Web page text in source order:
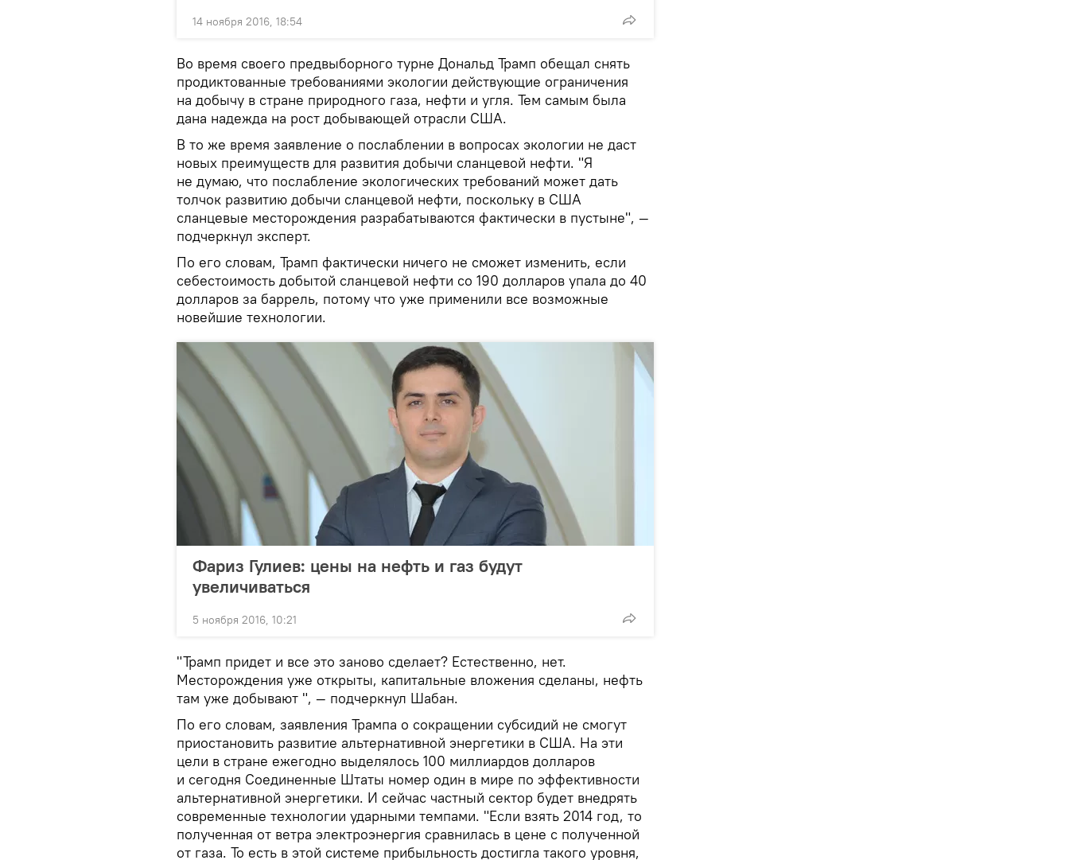
14 ноября 2016, 18:54
Во время своего предвыборного турне Дональд Трамп обещал снять
продиктованные требованиями экологии действующие ограничения
на добычу в стране природного газа, нефти и угля. Тем самым была
дана надежда на рост добывающей отрасли США.
В то же время заявление о послаблении в вопросах экологии не даст
новых преимуществ для развития добычи сланцевой нефти. "Я
не думаю, что послабление экологических требований может дать
толчок развитию добычи сланцевой нефти, поскольку в США
сланцевые месторождения разрабатываются фактически в пустыне", —
подчеркнул эксперт.
По его словам, Трамп фактически ничего не сможет изменить, если
себестоимость добытой сланцевой нефти со 190 долларов упала до 40
долларов за баррель, потому что уже применили все возможные
новейшие технологии.
Фариз Гулиев: цены на нефть и газ будут
увеличиваться
5 ноября 2016, 10:21
"Трамп придет и все это заново сделает? Естественно, нет.
Месторождения уже открыты, капитальные вложения сделаны, нефть
там уже добывают ", — подчеркнул Шабан.
По его словам, заявления Трампа о сокращении субсидий не смогут
приостановить развитие альтернативной энергетики в США. На эти
цели в стране ежегодно выделялось 100 миллиардов долларов
и сегодня Соединенные Штаты номер один в мире по эффективности
альтернативной энергетики. И сейчас частный сектор будет внедрять
современные технологии ударными темпами. "Если взять 2014 год, то
полученная от ветра электроэнергия сравнилась в цене с полученной
от газа. То есть в этой системе прибыльность достигла такого уровня,